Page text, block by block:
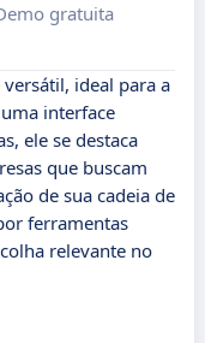
gratuita
ideal para a
interface
ele se destaca
que buscam
de sua cadeia de
ferramentas
relevante no